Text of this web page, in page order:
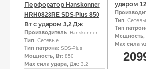
Перфоратор Hanskonner
HRH0828RE SDS-Plus 850
Вт с ударом 3,2 Дж
Производитель: Hanskonner
Тип: Сетевые
Тип патрона: SDS-Plus
Мощность, Вт: 850
Мах сила удара, Дж: 3.2
ударом
Тип:
Тип
Мощность,
Мах сила